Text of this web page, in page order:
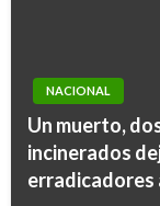
NACIONAL
Un muerto,
incinerados
erradicadores